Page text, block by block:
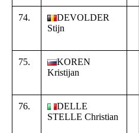
74.
DEVOLDER
Stijn
75.
KOREN
Kristijan
76.
DELLE
STELLE Christian